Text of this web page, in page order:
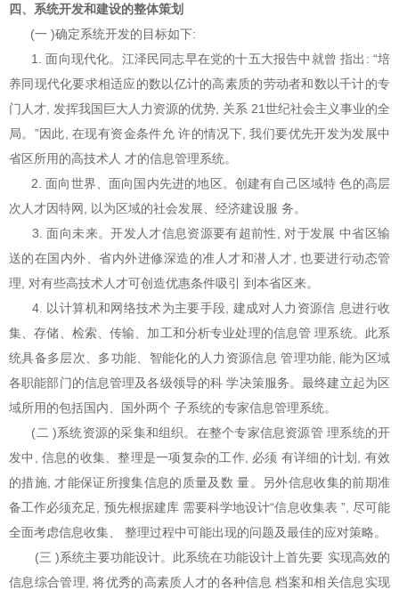
四、系统开发和建设的整体策划
(一 )确定系统开发的目标如下:
1. 面向现代化。江泽民同志早在党的十五大报告中就曾 指出: “培
养同现代化要求相适应的数以亿计的高素质的劳动者和数以千计的专
门人才, 发挥我国巨大人力资源的优势, 关系 21世纪社会主义事业的全
局。”因此, 在现有资金条件允 许的情况下, 我们要优先开发为发展中
省区所用的高技术人 才的信息管理系统。
2. 面向世界、面向国内先进的地区。创建有自己区域特 色的高层
次人才因特网, 以为区域的社会发展、经济建设服 务。
3. 面向未来。开发人才信息资源要有超前性, 对于发展 中省区输
送的在国内外、省内外进修深造的准人才和潜人才, 也要进行动态管
理, 对有些高技术人才可创造优惠条件吸引 到本省区来。
4. 以计算机和网络技术为主要手段, 建成对人力资源信 息进行收
集、存储、检索、传输、加工和分析专业处理的信息管 理系统。此系
统具备多层次、多功能、智能化的人力资源信息 管理功能, 能为区域
各职能部门的信息管理及各级领导的科 学决策服务。最终建立起为区
域所用的包括国内、国外两个 子系统的专家信息管理系统。
(二 )系统资源的采集和组织。在整个专家信息资源管 理系统的开
发中, 信息的收集、整理是一项复杂的工作, 必须 有详细的计划, 有效
的措施, 才能保证所搜集信息的质量及数 量。另外信息收集的前期准
备工作必须充足, 预先根据建库 需要科学地设计“信息收集表 ”, 尽可能
全面考虑信息收集、 整理过程中可能出现的问题及最佳的应对策略。
(三 )系统主要功能设计。此系统在功能设计上首先要 实现高效的
信息综合管理, 将优秀的高素质人才的各种信息 档案和相关信息实现